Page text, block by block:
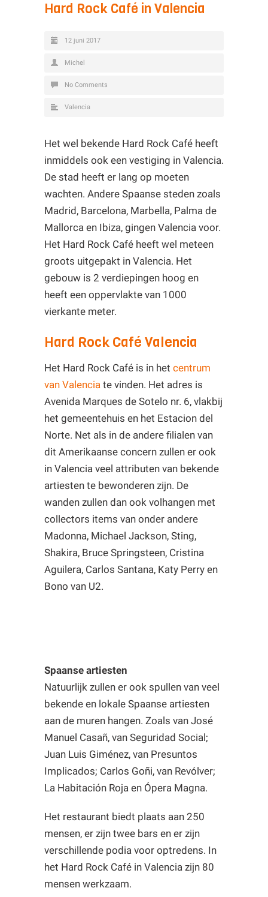
Hard Rock Café in Valencia
12 juni 2017
Michel
No Comments
Valencia
Het wel bekende Hard Rock Café heeft
inmiddels ook een vestiging in Valencia.
De stad heeft er lang op moeten
wachten. Andere Spaanse steden zoals
Madrid, Barcelona, Marbella, Palma de
Mallorca en Ibiza, gingen Valencia voor.
Het Hard Rock Café heeft wel meteen
groots uitgepakt in Valencia. Het
gebouw is 2 verdiepingen hoog en
heeft een oppervlakte van 1000
vierkante meter.
Hard Rock Café Valencia
Het Hard Rock Café is in het centrum
van Valencia te vinden. Het adres is
Avenida Marques de Sotelo nr. 6, vlakbij
het gemeentehuis en het Estacion del
Norte. Net als in de andere filialen van
dit Amerikaanse concern zullen er ook
in Valencia veel attributen van bekende
artiesten te bewonderen zijn. De
wanden zullen dan ook volhangen met
collectors items van onder andere
Madonna, Michael Jackson, Sting,
Shakira, Bruce Springsteen, Cristina
Aguilera, Carlos Santana, Katy Perry en
Bono van U2.
Spaanse artiesten
Natuurlijk zullen er ook spullen van veel
bekende en lokale Spaanse artiesten
aan de muren hangen. Zoals van José
Manuel Casañ, van Seguridad Social;
Juan Luis Giménez, van Presuntos
Implicados; Carlos Goñi, van Revólver;
La Habitación Roja en Ópera Magna.
Het restaurant biedt plaats aan 250
mensen, er zijn twee bars en er zijn
verschillende podia voor optredens. In
het Hard Rock Café in Valencia zijn 80
mensen werkzaam.